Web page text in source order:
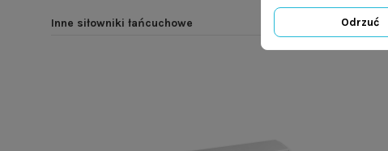
Inne siłowniki łańcuchowe Odrzuć